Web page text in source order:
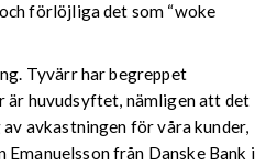
förlöjliga det som “woke
Tyvärr har begreppet
är huvudsyftet, nämligen att det
avkastningen för våra kunder,
Emanuelsson från Danske Bank i